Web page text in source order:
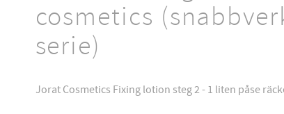
cosmetics
serie)
Jorat Cosmetics Fixing lotion steg 2 - 1 liten påse